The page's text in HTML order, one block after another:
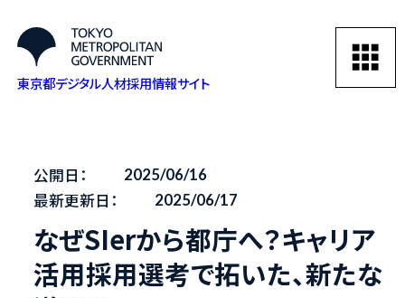
東京都デジタル人材採用情報サイト
公開日： 2025/06/16
最新更新日： 2025/06/17
なぜSIerから都庁へ？キャリア
活用採用選考で拓いた、新たな